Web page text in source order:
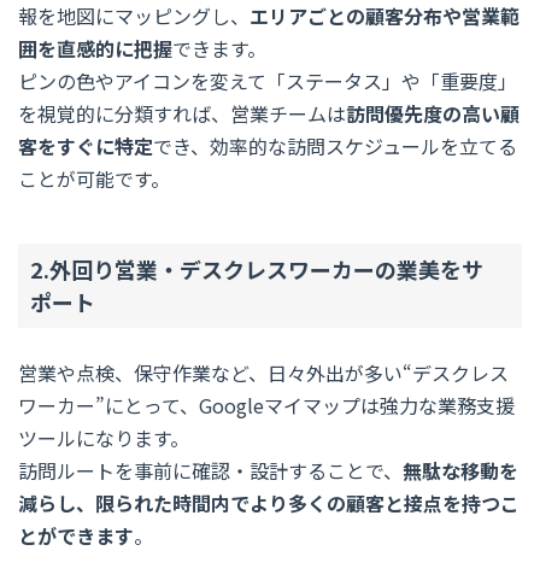
報を地図にマッピングし、 エリアごとの顧客分布や営業範
囲を直感的に把握できます。
ピンの色やアイコンを変えて「ステータス」や「重要度」
を視覚的に分類すれば、営業チームは訪問優先度の高い顧
客をすぐに特定でき、効率的な訪問スケジュールを立てる
ことが可能です。
2.外回り営業・デスクレスワーカーの業美をサ
ポート
営業や点検、保守作業など、日々外出が多い“デスクレス
ワーカー”にとって、Googleマイマップは強力な業務支援
ツールになります。
訪問ルートを事前に確認・設計することで、 無駄な移動を
減らし、限られた時間内でより多くの顧客と接点を持つこ
とができます。